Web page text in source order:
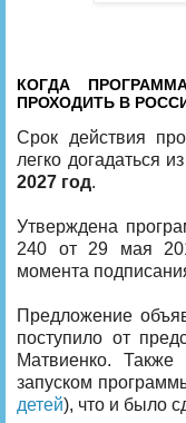
КОГДА
ПРОХОДИТЬ В
Срок действия
легко догадаться
2027 год.
Утверждена
240 от 29 мая
момента
Предложение
поступило от
Матвиенко. Также
запуском
детей), что и было